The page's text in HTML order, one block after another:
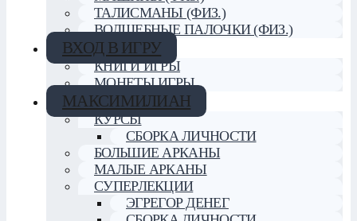
ТАЛИСМАНЫ (ФИЗ.)
ВОЛШЕБНЫЕ ПАЛОЧКИ (ФИЗ.)
ВХОД В ИГРУ
КНИГИ ИГРЫ
МОНЕТЫ ИГРЫ
МАКСИМИЛИАН
КУРСЫ
СБОРКА ЛИЧНОСТИ
БОЛЬШИЕ АРКАНЫ
МАЛЫЕ АРКАНЫ
СУПЕРЛЕКЦИИ
ЭГРЕГОР ДЕНЕГ